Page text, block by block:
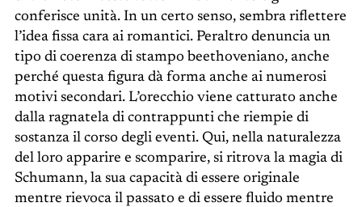
conferisce unità. In un certo senso, sembra riflettere
l’idea fissa cara ai romantici. Peraltro denuncia un
tipo di coerenza di stampo beethoveniano, anche
perché questa figura dà forma anche ai numerosi
motivi secondari. L’orecchio viene catturato anche
dalla ragnatela di contrappunti che riempie di
sostanza il corso degli eventi. Qui, nella naturalezza
del loro apparire e scomparire, si ritrova la magia di
Schumann, la sua capacità di essere originale
mentre rievoca il passato e di essere fluido mentre